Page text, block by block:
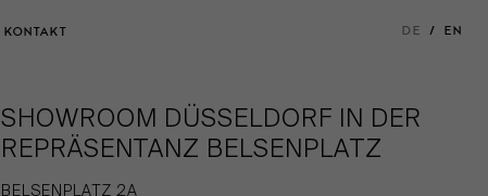
KONTAKT DE EN
SHOWROOM DÜSSELDORF IN DER
REPRÄSENTANZ BELSENPLATZ
BELSENPLATZ 2A